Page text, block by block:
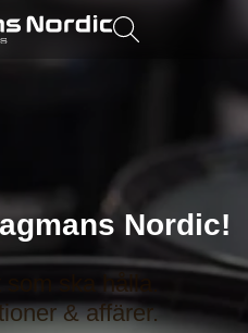
Nordic!
ska hålla.
& affärer.